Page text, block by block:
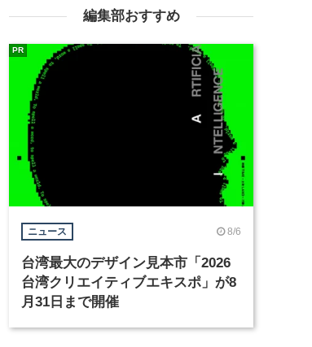
編集部おすすめ
ニュース 8/6
台湾最大のデザイン見本市「2026
台湾クリエイティブエキスポ」が8
月31日まで開催
PR